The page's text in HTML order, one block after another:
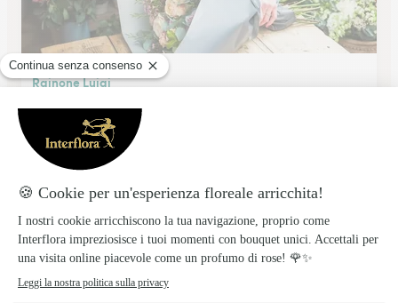
Rainone Luigi
QUALIANO
★4.8 (40)
Via Santa Maria a Cubito 316